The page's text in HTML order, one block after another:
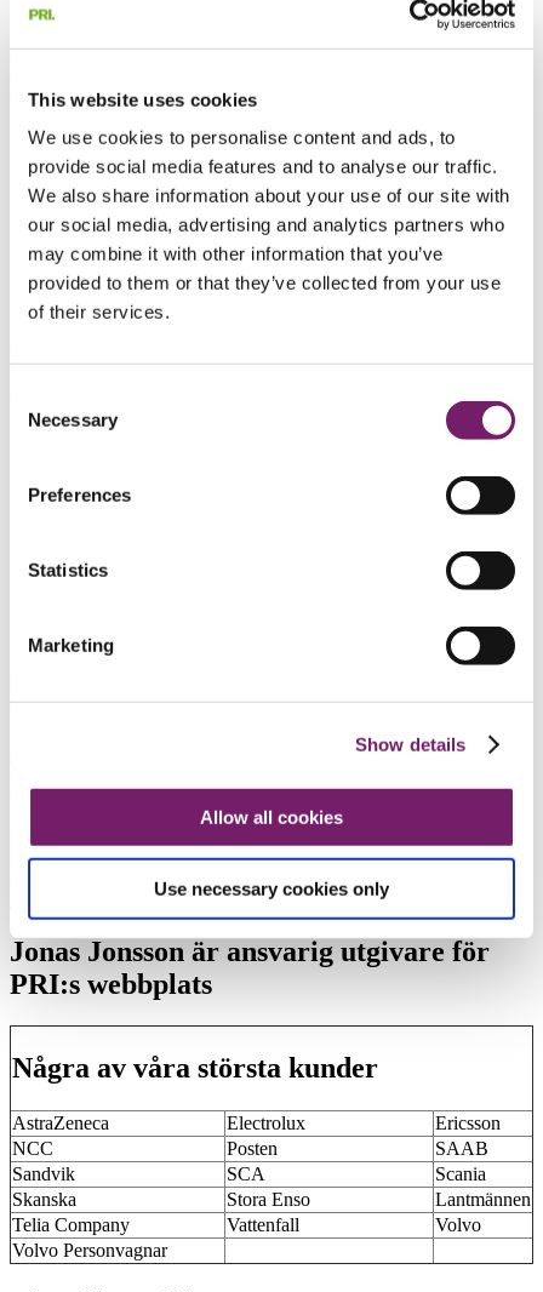
This website uses cookies
We use cookies to personalise content and ads, to
provide social media features and to analyse our traffic.
We also share information about your use of our site with
our social media, advertising and analytics partners who
may combine it with other information that you’ve
provided to them or that they’ve collected from your use
of their services.
Selection
Necessary
Preferences
Statistics
Marketing
Show details
Allow all cookies
Use necessary cookies only
Moderbolag är Försäkringsbolaget PRI
Pensionsgaranti, ömsesidigt
Ansvarar för kreditförsäkring och kollektivavtalad ITP 2-
administration
Bildades 1961
Försäkringsansvar 357 miljarder kronor
Konsolideringskapital 40 miljarder kronor
Officiell rating Standard & Poors, A/stable
Tillsynsmyndighet Finansinspektionen
Organisationsnummer 502014-6279
DUNS-nummer: 35-325-0541
Dotterbolag PRI Pensions- och
Stiftelsetjänster
DUNS-nummer: 77-434-5230
Årsredovisning och hållbarhetsrapport
PRI Pensionsgaranti 2025
Årsredovisning och hållbarhetsrapport PRI Pensionsgaranti 2025
Vi är cirka 150 anställda i Stockholm och
Göteborg
Rating Standard & Poor´s
Jonas Jonsson är ansvarig utgivare för
PRI:s webbplats
Några av våra största kunder
AstraZeneca Electrolux
Ericsson
NCC
Posten
SAAB
Sandvik
SCA
Scania
Skanska
Stora Enso
Lantmännen
Telia Company
Vattenfall
Volvo
Volvo Personvagnar